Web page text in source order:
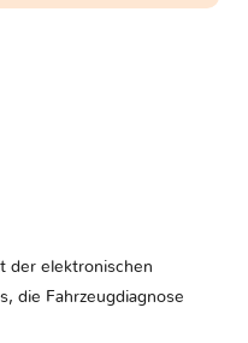
der elektronischen
die Fahrzeugdiagnose